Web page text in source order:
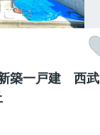
築一戸建 西武